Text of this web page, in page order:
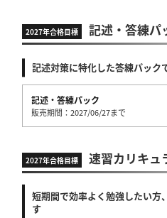
2027年合格目標 記述・答練パ
記述対策に特化した答練パック
記述・答練パック
販売期間：2027/06/27まで
2027年合格目標 速習カリキュ
短期間で効率よく勉強したい方
す